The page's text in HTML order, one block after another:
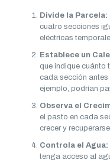
Divide la Parcela:
cuatro secciones
eléctricas
Establece un
que indique cuánto
cada sección antes
ejemplo, podrían
Observa el
el pasto en cada
crecer y
Controla el Agua:
tenga acceso al